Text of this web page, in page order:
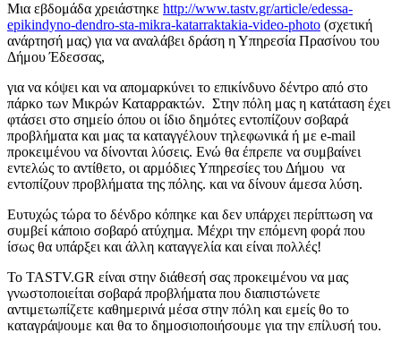
Μια εβδομάδα χρειάστηκε http://www.tastv.gr/article/edessa-
epikindyno-dendro-sta-mikra-katarraktakia-video-photo (σχετική
ανάρτησή μας) για να αναλάβει δράση η Υπηρεσία Πρασίνου του
Δήμου Έδεσσας,
για να κόψει και να απομαρκύνει το επικίνδυνο δέντρο από στο
πάρκο των Μικρών Καταρρακτών. Στην πόλη μας η κατάταση έχει
φτάσει στο σημείο όπου οι ίδιο δημότες εντοπίζουν σοβαρά
προβλήματα και μας τα καταγγέλουν τηλεφωνικά ή με e-mail
προκειμένου να δίνονται λύσεις. Ενώ θα έπρεπε να συμβαίνει
εντελώς το αντίθετο, οι αρμόδιες Υπηρεσίες του Δήμου να
εντοπίζουν προβλήματα της πόλης. και να δίνουν άμεσα λύση.
Ευτυχώς τώρα το δένδρο κόπηκε και δεν υπάρχει περίπτωση να
συμβεί κάποιο σοβαρό ατύχημα. Μέχρι την επόμενη φορά που
ίσως θα υπάρξει και άλλη καταγγελία και είναι πολλές!
Το ΤΑSTV.GR είναι στην διάθεσή σας προκειμένου να μας
γνωστοποιείται σοβαρά προβλήματα που διαπιστώνετε
αντιμετωπίζετε καθημερινά μέσα στην πόλη και εμείς θο το
καταγράψουμε και θα το δημοσιοποιήσουμε για την επίλυσή του.